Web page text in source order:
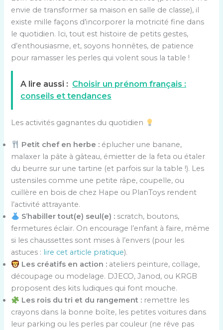
envie de transformer sa maison en salle de classe), il
existe mille façons d’incorporer la motricité fine dans
le quotidien. Ici, tout est histoire de petits gestes,
d’enthousiasme, et, soyons honnêtes, de patience
pour ramasser les perles qui volent sous la table !
A lire aussi : Choisir un prénom français :
conseils et tendances
Les activités gagnantes du quotidien
Petit chef en herbe : éplucher une banane,
malaxer la pâte à gâteau, émietter de la feta ou étaler
du beurre sur une tartine (et parfois sur la table !). Les
ustensiles comme une petite râpe, coupelle, ou
cuillère en bois de chez Hape ou PlanToys rendent
l’activité attrayante.
S’habiller tout(e) seul(e) : scratch, boutons,
fermetures éclair. On encourage l’enfant à faire, même
si les chaussettes sont mises à l’envers (pour les
astuces : lire cet article pratique).
Les créatifs en action : ateliers peinture, collage,
découpage ou modelage. DJECO, Janod, ou KRGB
proposent des kits ludiques qui font mouche.
Les rois du tri et du rangement : remettre les
crayons dans la bonne boîte, les petites voitures dans
leur parking ou les perles par couleur (ne rêve pas